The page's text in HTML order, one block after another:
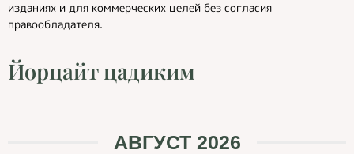
изданиях и для коммерческих целей без согласия
правообладателя.
Йорцайт цадиким
АВГУСТ 2026